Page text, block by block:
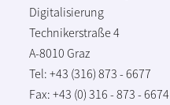
Digitalisierung
Technikerstraße 4
A-8010 Graz
Tel: +43 (316) 873 - 6677
Fax: +43 (0) 316 - 873 - 6674